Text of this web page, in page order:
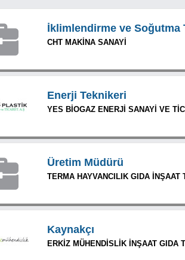
İklimlendirme ve Soğutma
CHT MAKİNA SANAYİ
Enerji Teknikeri
YES BİOGAZ ENERJİ SANAYİ VE
Üretim Müdürü
TERMA HAYVANCILIK GIDA İNŞAAT
Kaynakçı
ERKİZ MÜHENDİSLİK İNŞAAT GIDA